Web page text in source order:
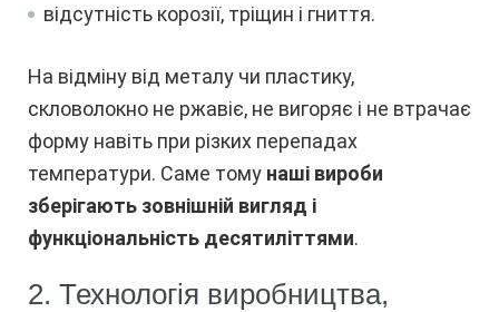
відсутність корозії, тріщин і гниття.
На відміну від металу чи пластику,
скловолокно не ржавіє, не вигоряє і не втрачає
форму навіть при різких перепадах
температури. Саме тому наші вироби
зберігають зовнішній вигляд і
функціональність десятиліттями.
2. Технологія виробництва,